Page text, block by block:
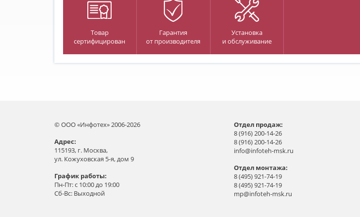
Товар
сертифицирован
Гарантия
от производителя
Установка
и обслуживание
© ООО «Инфотех» 2006-2026
Aдрес:
115193, г. Москва,
ул. Кожуховская 5-я, дом 9
График работы:
Пн-Пт: с 10:00 до 19:00
Сб-Вс: Выходной
Отдел продаж:
8 (916) 200-14-26
8 (916) 200-14-26
info@infoteh-msk.ru
Отдел монтажа:
8 (495) 921-74-19
8 (495) 921-74-19
mp@infoteh-msk.ru